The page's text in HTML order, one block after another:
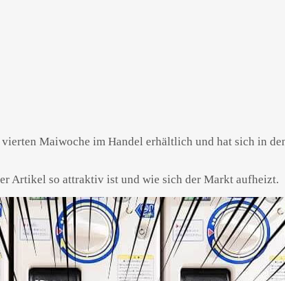
Powered by GliaStudios
Maiwoche im Handel erhältlich und hat sich in
Artikel so attraktiv ist und wie sich der Markt aufheizt.